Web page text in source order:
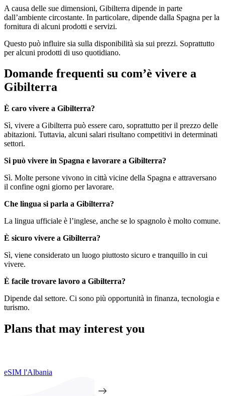
A causa delle sue dimensioni, Gibilterra dipende in parte
dall’ambiente circostante. In particolare, dipende dalla Spagna per la
fornitura di alcuni prodotti e servizi.
Questo può influire sia sulla disponibilità sia sui prezzi. Soprattutto
per alcuni prodotti di uso quotidiano.
Domande frequenti su com’è vivere a
Gibilterra
È caro vivere a Gibilterra?
Sì, vivere a Gibilterra può essere caro, soprattutto per il prezzo delle
abitazioni. Tuttavia, alcuni salari risultano competitivi in determinati
settori.
Si può vivere in Spagna e lavorare a Gibilterra?
Sì. Molte persone vivono in città vicine della Spagna e attraversano
il confine ogni giorno per lavorare.
Che lingua si parla a Gibilterra?
La lingua ufficiale è l’inglese, anche se lo spagnolo è molto comune.
È sicuro vivere a Gibilterra?
Sì, viene considerato un luogo piuttosto sicuro e tranquillo in cui
vivere.
È facile trovare lavoro a Gibilterra?
Dipende dal settore. Ci sono più opportunità in finanza, tecnologia e
turismo.
Plans that may interest you
eSIM l'Albania